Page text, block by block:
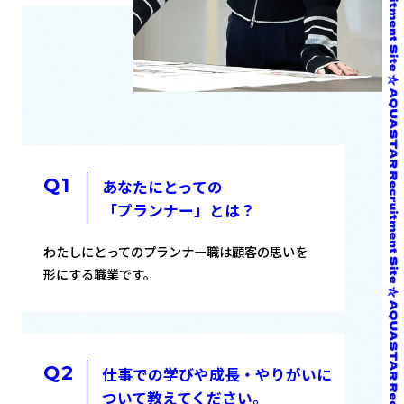
あなたにとっての
「プランナー」とは？
わたしにとってのプランナー職は顧客の思いを
形にする職業です。
仕事での学びや成長・やりがいに
ついて教えてください。